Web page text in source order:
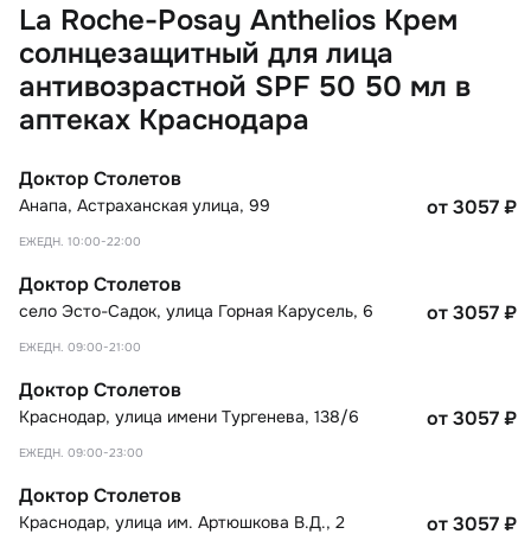
La Roche-Posay Anthelios Крем
солнцезащитный для лица
антивозрастной SPF 50 50 мл в
аптеках Краснодара
Доктор Столетов
Анапа, Астраханская улица, 99
ЕЖЕДН. 10:00-22:00
от 3057₽
Доктор Столетов
село Эсто-Садок, улица Горная Карусель, 6
ЕЖЕДН. 09:00-21:00
от 3057₽
Доктор Столетов
Краснодар, улица имени Тургенева, 138/6
ЕЖЕДН. 09:00-23:00
от 3057₽
Доктор Столетов
Краснодар, улица им. Артюшкова В.Д., 2 от 3057₽